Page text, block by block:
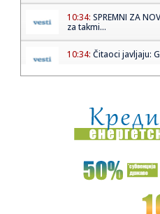
10:34: SPREMNI ZA
za takmi...
10:34: Čitaoci javljaju:
10:33:Planuli turistički
penz...
10:32:Napad u srcu
rafinerije VIDE...
Najavljeni